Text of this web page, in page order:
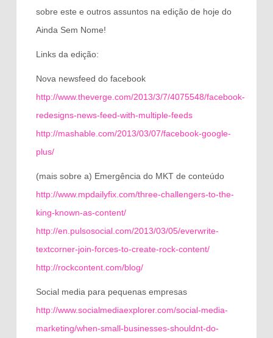
sobre este e outros assuntos na edição de hoje do
Ainda Sem Nome!
Links da edição:
Nova newsfeed do facebook
http://www.theverge.com/2013/3/7/4075548/facebook-
redesigns-news-feed-with-multiple-feeds
http://mashable.com/2013/03/07/facebook-google-
plus/
(mais sobre a) Emergência do MKT de conteúdo
http://www.mpdailyfix.com/three-challengers-to-the-
king-known-as-content/
http://en.pulsosocial.com/2013/03/05/everwrite-
textcorner-join-forces-to-create-rock-content/
http://rockcontent.com/blog/
Social media para pequenas empresas
http://www.socialmediaexplorer.com/social-media-
marketing/when-small-businesses-shouldnt-do-